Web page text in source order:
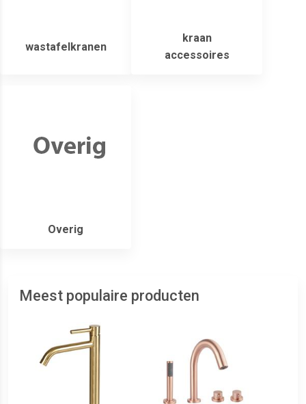
wastafelkranen
kraan
accessoires
Overig
Meest populaire producten